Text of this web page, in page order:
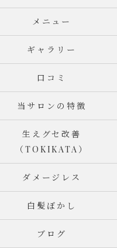
メニュー
ギャラリー
口コミ
当サロンの特徴
生えグセ改善
（TOKIKATA）
ダメージレス
白髪ぼかし
ブログ